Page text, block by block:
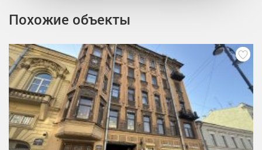
Похожие объекты